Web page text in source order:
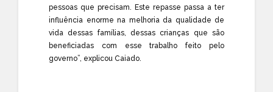
pessoas que precisam. Este repasse passa a ter
influência enorme na melhoria da qualidade de
vida dessas famílias, dessas crianças que são
beneficiadas com esse trabalho feito pelo
governo”, explicou Caiado.